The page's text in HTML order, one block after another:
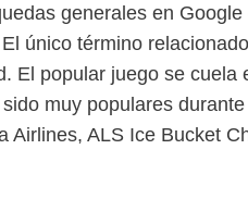
generales en
único término
El popular juego se
muy populares
Airlines, ALS Ice Bucket